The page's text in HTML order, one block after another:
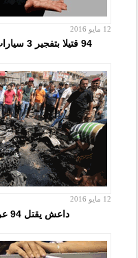
12 مايو 2016
94 قتيلا بتفجير 3 سيارات مفخخة في بغداد تبناها داعش
12 مايو 2016
داعش يقتل 94 عراقيا في 3 تفجيرات ببغداد